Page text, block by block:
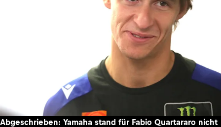
Abgeschrieben: Yamaha stand für Fabio Quartararo nicht